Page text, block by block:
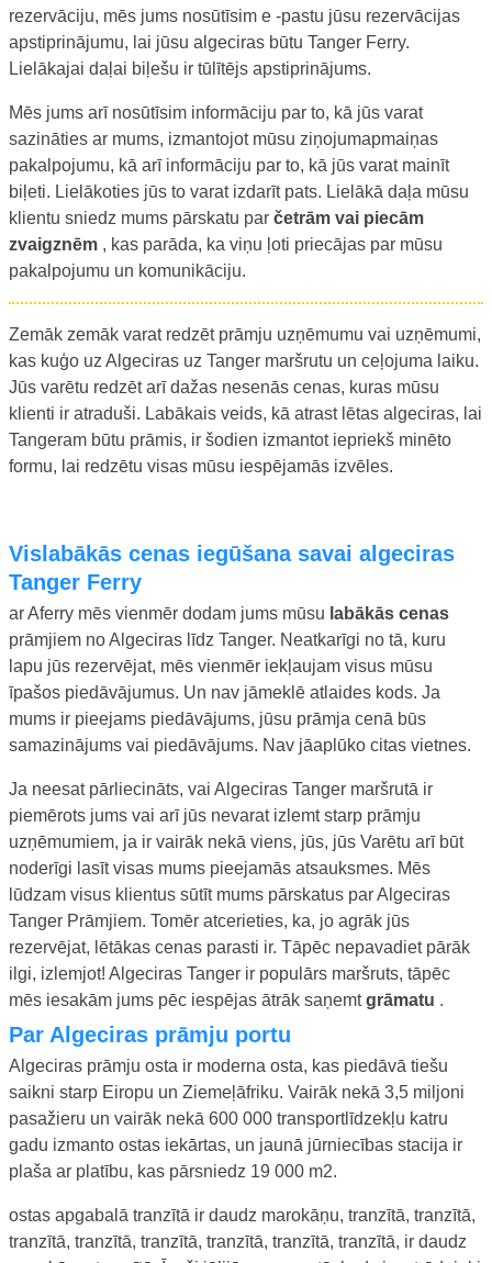
rezervāciju, mēs jums nosūtīsim e -pastu jūsu rezervācijas
apstiprinājumu, lai jūsu algeciras būtu Tanger Ferry.
Lielākajai daļai biļešu ir tūlītējs apstiprinājums.
Mēs jums arī nosūtīsim informāciju par to, kā jūs varat
sazināties ar mums, izmantojot mūsu ziņojumapmaiņas
pakalpojumu, kā arī informāciju par to, kā jūs varat mainīt
biļeti. Lielākoties jūs to varat izdarīt pats. Lielākā daļa mūsu
klientu sniedz mums pārskatu par četrām vai piecām
zvaigznēm , kas parāda, ka viņu ļoti priecājas par mūsu
pakalpojumu un komunikāciju.
Zemāk zemāk varat redzēt prāmju uzņēmumu vai uzņēmumi,
kas kuģo uz Algeciras uz Tanger maršrutu un ceļojuma laiku.
Jūs varētu redzēt arī dažas nesenās cenas, kuras mūsu
klienti ir atraduši. Labākais veids, kā atrast lētas algeciras, lai
Tangeram būtu prāmis, ir šodien izmantot iepriekš minēto
formu, lai redzētu visas mūsu iespējamās izvēles.
Vislabākās cenas iegūšana savai algeciras
Tanger Ferry
ar Aferry mēs vienmēr dodam jums mūsu labākās cenas
prāmjiem no Algeciras līdz Tanger. Neatkarīgi no tā, kuru
lapu jūs rezervējat, mēs vienmēr iekļaujam visus mūsu
īpašos piedāvājumus. Un nav jāmeklē atlaides kods. Ja
mums ir pieejams piedāvājums, jūsu prāmja cenā būs
samazinājums vai piedāvājums. Nav jāaplūko citas vietnes.
Ja neesat pārliecināts, vai Algeciras Tanger maršrutā ir
piemērots jums vai arī jūs nevarat izlemt starp prāmju
uzņēmumiem, ja ir vairāk nekā viens, jūs, jūs Varētu arī būt
noderīgi lasīt visas mums pieejamās atsauksmes. Mēs
lūdzam visus klientus sūtīt mums pārskatus par Algeciras
Tanger Prāmjiem. Tomēr atcerieties, ka, jo agrāk jūs
rezervējat, lētākas cenas parasti ir. Tāpēc nepavadiet pārāk
ilgi, izlemjot! Algeciras Tanger ir populārs maršruts, tāpēc
mēs iesakām jums pēc iespējas ātrāk saņemtgrāmatu .
Par Algeciras prāmju portu
Algeciras prāmju osta ir moderna osta, kas piedāvā tiešu
saikni starp Eiropu un Ziemeļāfriku. Vairāk nekā 3,5 miljoni
pasažieru un vairāk nekā 600 000 transportlīdzekļu katru
gadu izmanto ostas iekārtas, un jaunā jūrniecības stacija ir
plaša ar platību, kas pārsniedz 19 000 m2.
ostas apgabalā tranzītā ir daudz marokāņu, tranzītā, tranzītā,
tranzītā, tranzītā, tranzītā, tranzītā, tranzītā, tranzītā, ir daudz